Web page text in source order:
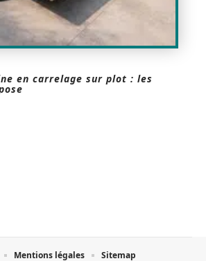
en carrelage sur plot : les
Mentions légales Sitemap